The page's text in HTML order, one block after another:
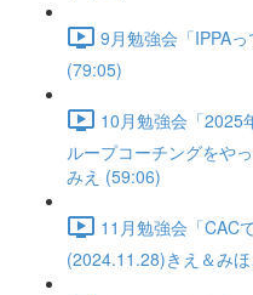
9月勉強会「IPPA
(79:05)
10月勉強会「2025
ループコーチングをや
みえ (59:06)
11月勉強会「CAC
(2024.11.28)きえ＆み